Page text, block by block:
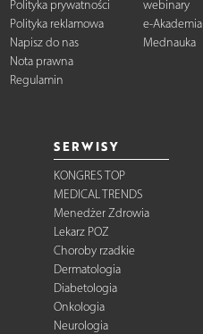
Polityka prywatności
Polityka reklamowa
Napisz do nas
Nota prawna
Regulamin
webinary
e-Akademia
Mednauka
SERWISY
KONGRES TOP
MEDICAL TRENDS
Menedżer Zdrowia
Lekarz POZ
Choroby rzadkie
Dermatologia
Diabetologia
Onkologia
Neurologia